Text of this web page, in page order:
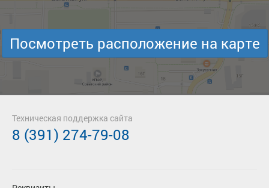
Посмотреть расположение на карте
Техническая поддержка сайта
8 (391) 274-79-08